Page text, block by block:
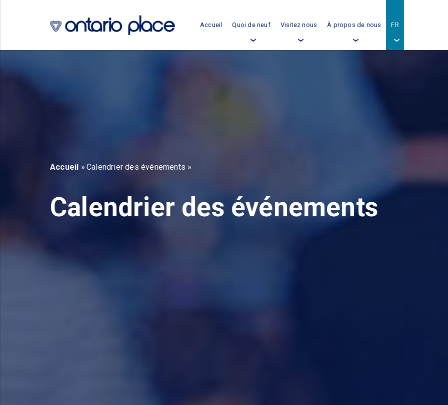
Accueil
›
Quoi de neuf
›
Visitez nous
›
À propos de nous
›
FR
Accueil » Calendrier des événements »
Calendrier des événements